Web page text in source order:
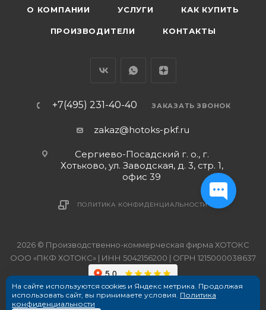
О КОМПАНИИ УСЛУГИ КАК КУПИТЬ
ПРОИЗВОДИТЕЛИ КОНТАКТЫ
+7(495) 231-40-40 ЗАКАЗАТЬ ЗВОНОК
zakaz@hotoks-pkf.ru
Сергиево-Посадский г. о., г.
Хотьково, ул. Заводская, д. 3, стр. 1,
офис 39
ПОЛИТИКА КОНФИДЕНЦИАЛЬНОСТИ
2026 © Производственно-коммерческая фирма ХОТОКС
ООО «ПКФ ХОТОКС» | ИНН 5042156200 | ОГРН 1215000038637
На сайте используются cookies и Яндекс метрика. Продолжая
использовать сайт, вы принимаете условия. Политика
конфиденциальности